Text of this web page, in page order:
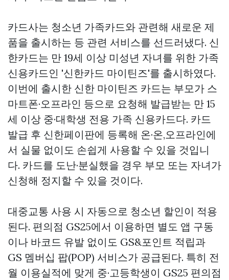
카드사는 청소년 가족카드와 관련해 새로운 제
품을 출시하는 등 관련 서비스를 선드러냈다. 신
한카드는 만 19세 이상 미성년 자녀를 위한 가족
신용카드인 '신한카드 마이틴즈'를 출시하였다.
이번에 출시한 신한 마이틴즈 카드는 부모가 스
마트폰·오프라인 등으로 요청해 발급받는 만 15
세 이상 중·대학생 전용 가족 신용카드다. 카드
발급 후 신한페이판에 등록해 온·온,오프라인에
서 실물 없이도 손쉽게 사용할 수 있을 것입니
다. 카드를 도난·분실했을 경우 부모 또는 자녀가
신청해 정지할 수 있을 것이다.
대중교통 사용 시 자동으로 청소년 할인이 적용
된다. 편의점 GS25에서 이용하면 별도 앱 구동
이나 바코드 유발 없이도 GS&포인트 적립과
GS 멤버십 팝(POP) 서비스가 공급된다. 특히 전
월 이용실적에 맞게 중·고등학생이 GS25 편의점